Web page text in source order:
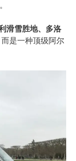
滑雪胜地、多洛
是一种顶级阿尔